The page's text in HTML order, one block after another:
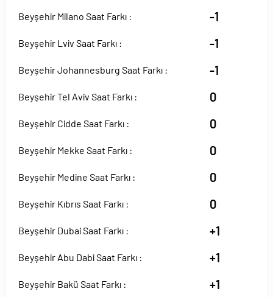
Beyşehir Milano Saat Farkı : -1
Beyşehir Lviv Saat Farkı : -1
Beyşehir Johannesburg Saat Farkı : -1
Beyşehir Tel Aviv Saat Farkı : 0
Beyşehir Cidde Saat Farkı : 0
Beyşehir Mekke Saat Farkı : 0
Beyşehir Medine Saat Farkı : 0
Beyşehir Kıbrıs Saat Farkı : 0
Beyşehir Dubai Saat Farkı : +1
Beyşehir Abu Dabi Saat Farkı : +1
Beyşehir Bakü Saat Farkı : +1